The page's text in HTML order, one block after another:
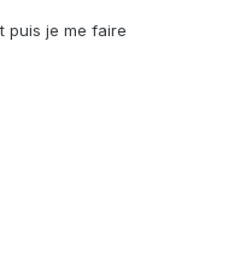
puis je me faire